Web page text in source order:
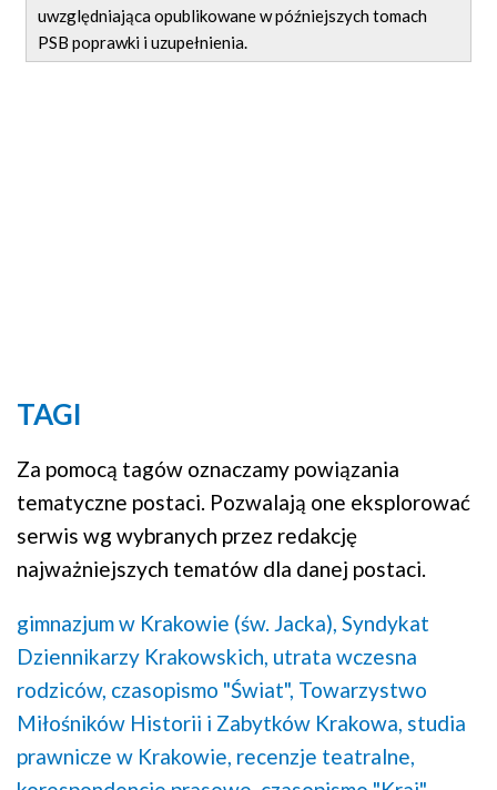
uwzględniająca opublikowane w późniejszych tomach
PSB poprawki i uzupełnienia.
TAGI
Za pomocą tagów oznaczamy powiązania
tematyczne postaci. Pozwalają one eksplorować
serwis wg wybranych przez redakcję
najważniejszych tematów dla danej postaci.
gimnazjum w Krakowie (św. Jacka), Syndykat
Dziennikarzy Krakowskich, utrata wczesna
rodziców, czasopismo "Świat", Towarzystwo
Miłośników Historii i Zabytków Krakowa, studia
prawnicze w Krakowie, recenzje teatralne,